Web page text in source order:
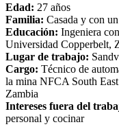
Edad: 27 años
Familia: Casada y con
Educación: Ingeniera
Universidad Copperbelt,
Lugar de trabajo:
Cargo: Técnico de
la mina NFCA South
Zambia
Intereses fuera del
personal y cocinar